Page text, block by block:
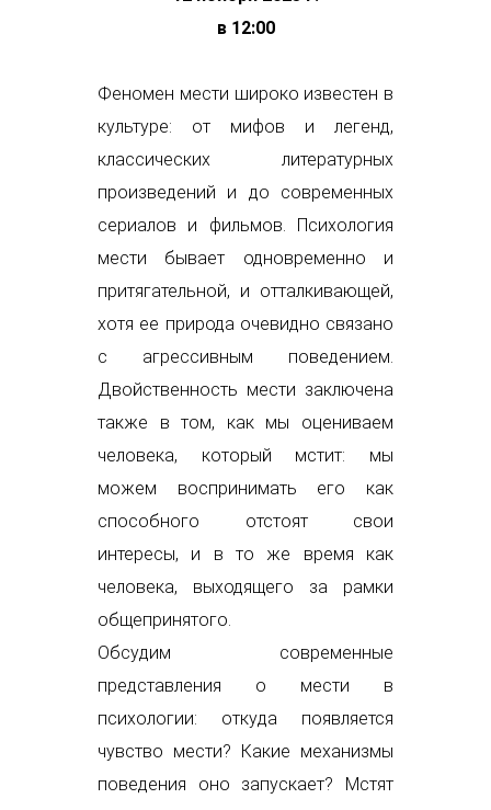
в 12:00
Феномен мести широко известен в
культуре: от мифов и легенд,
классических литературных
произведений и до современных
сериалов и фильмов. Психология
мести бывает одновременно и
притягательной, и отталкивающей,
хотя ее природа очевидно связано
с агрессивным поведением.
Двойственность мести заключена
также в том, как мы оцениваем
человека, который мстит: мы
можем воспринимать его как
способного отстоят свои
интересы, и в то же время как
человека, выходящего за рамки
общепринятого.
Обсудим современные
представления о мести в
психологии: откуда появляется
чувство мести? Какие механизмы
поведения оно запускает? Мстят